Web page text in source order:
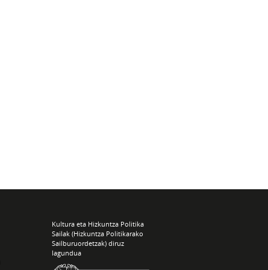
Kultura eta Hizkuntza Politika
Sailak (Hizkuntza Politikarako
Sailburuordetzak) diruz
lagundua